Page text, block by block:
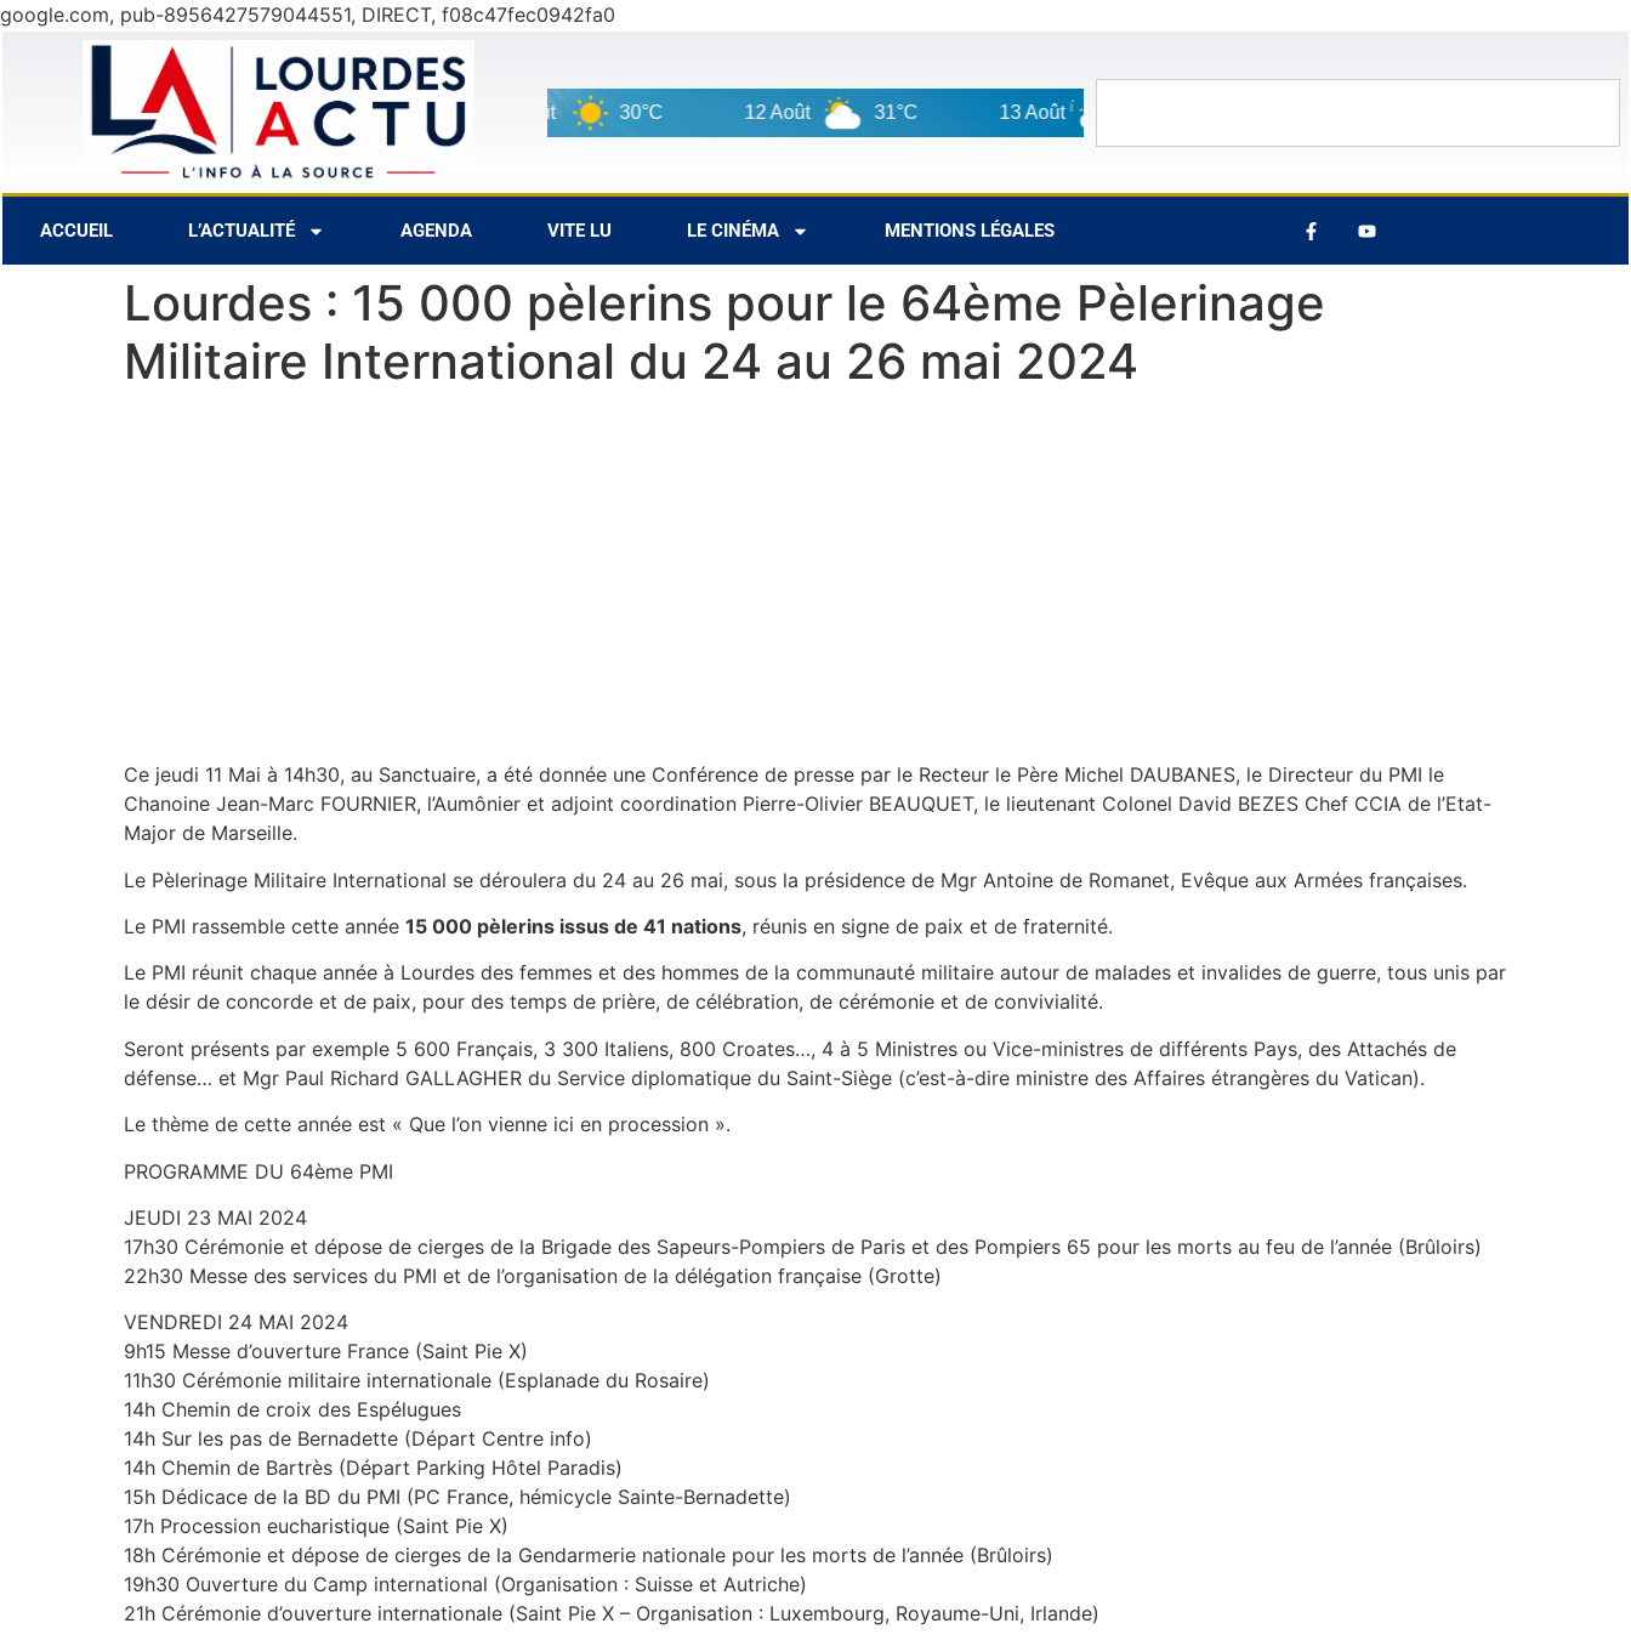
google.com, pub-8956427579044551, DIRECT, f08c47fec0942fa0
10 Août 28°C 30°C 12 Août 31°C 13 Août 30°C
ACCUEIL L’ACTUALITÉ AGENDA VITE LU LE CINÉMA MENTIONS LÉGALES
Lourdes : 15 000 pèlerins pour le 64ème Pèlerinage
Militaire International du 24 au 26 mai 2024
Ce jeudi 11 Mai à 14h30, au Sanctuaire, a été donnée une Conférence de presse par le Recteur le Père Michel DAUBANES, le Directeur du PMI le
Chanoine Jean-Marc FOURNIER, l’Aumônier et adjoint coordination Pierre-Olivier BEAUQUET, le lieutenant Colonel David BEZES Chef CCIA de l’Etat-
Major de Marseille.
Le Pèlerinage Militaire International se déroulera du 24 au 26 mai, sous la présidence de Mgr Antoine de Romanet, Evêque aux Armées françaises.
Le PMI rassemble cette année 15 000 pèlerins issus de 41 nations, réunis en signe de paix et de fraternité.
Le PMI réunit chaque année à Lourdes des femmes et des hommes de la communauté militaire autour de malades et invalides de guerre, tous unis par
le désir de concorde et de paix, pour des temps de prière, de célébration, de cérémonie et de convivialité.
Seront présents par exemple 5 600 Français, 3 300 Italiens, 800 Croates…, 4 à 5 Ministres ou Vice-ministres de différents Pays, des Attachés de
défense… et Mgr Paul Richard GALLAGHER du Service diplomatique du Saint-Siège (c’est-à-dire ministre des Affaires étrangères du Vatican).
Le thème de cette année est « Que l’on vienne ici en procession ».
PROGRAMME DU 64ème PMI
JEUDI 23 MAI 2024
17h30 Cérémonie et dépose de cierges de la Brigade des Sapeurs-Pompiers de Paris et des Pompiers 65 pour les morts au feu de l’année (Brûloirs)
22h30 Messe des services du PMI et de l’organisation de la délégation française (Grotte)
VENDREDI 24 MAI 2024
9h15 Messe d’ouverture France (Saint Pie X)
11h30 Cérémonie militaire internationale (Esplanade du Rosaire)
14h Chemin de croix des Espélugues
14h Sur les pas de Bernadette (Départ Centre info)
14h Chemin de Bartrès (Départ Parking Hôtel Paradis)
15h Dédicace de la BD du PMI (PC France, hémicycle Sainte-Bernadette)
17h Procession eucharistique (Saint Pie X)
18h Cérémonie et dépose de cierges de la Gendarmerie nationale pour les morts de l’année (Brûloirs)
19h30 Ouverture du Camp international (Organisation : Suisse et Autriche)
21h Cérémonie d’ouverture internationale (Saint Pie X – Organisation : Luxembourg, Royaume-Uni, Irlande)